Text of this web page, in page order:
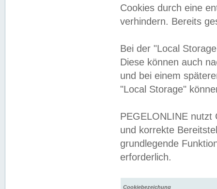
Cookies durch eine
verhindern. Bereits
Bei der "Local
Diese können auch
und bei einem
"Local Storage"
PEGELONLINE nutzt
und korrekte
grundlegende
erforderlich.
Cookiebezeichung